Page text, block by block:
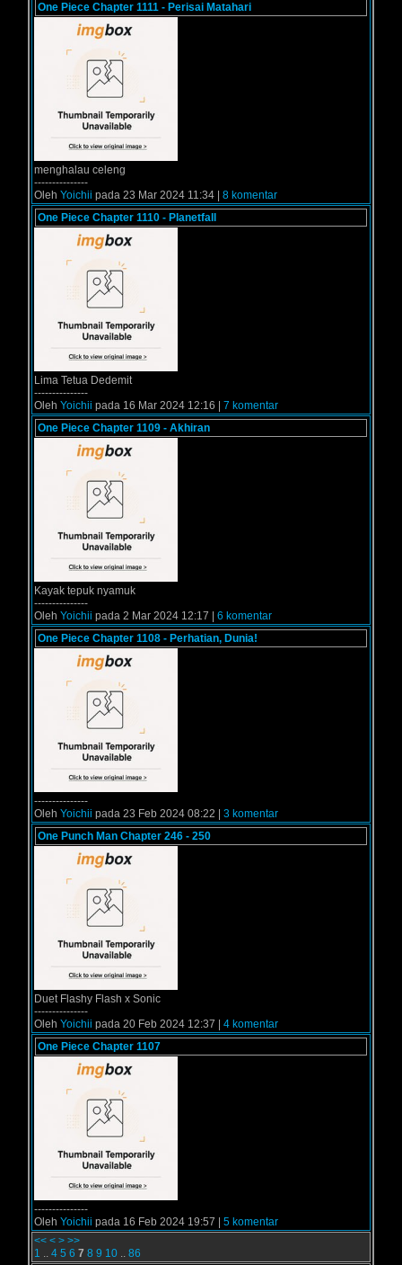
One Piece Chapter 1111 - Perisai Matahari
menghalau celeng
---------------
Oleh Yoichii pada 23 Mar 2024 11:34 | 8 komentar
One Piece Chapter 1110 - Planetfall
Lima Tetua Dedemit
---------------
Oleh Yoichii pada 16 Mar 2024 12:16 | 7 komentar
One Piece Chapter 1109 - Akhiran
Kayak tepuk nyamuk
---------------
Oleh Yoichii pada 2 Mar 2024 12:17 | 6 komentar
One Piece Chapter 1108 - Perhatian, Dunia!
---------------
Oleh Yoichii pada 23 Feb 2024 08:22 | 3 komentar
One Punch Man Chapter 246 - 250
Duet Flashy Flash x Sonic
---------------
Oleh Yoichii pada 20 Feb 2024 12:37 | 4 komentar
One Piece Chapter 1107
---------------
Oleh Yoichii pada 16 Feb 2024 19:57 | 5 komentar
<< < > >>
1 .. 4 5 6 7 8 9 10 .. 86